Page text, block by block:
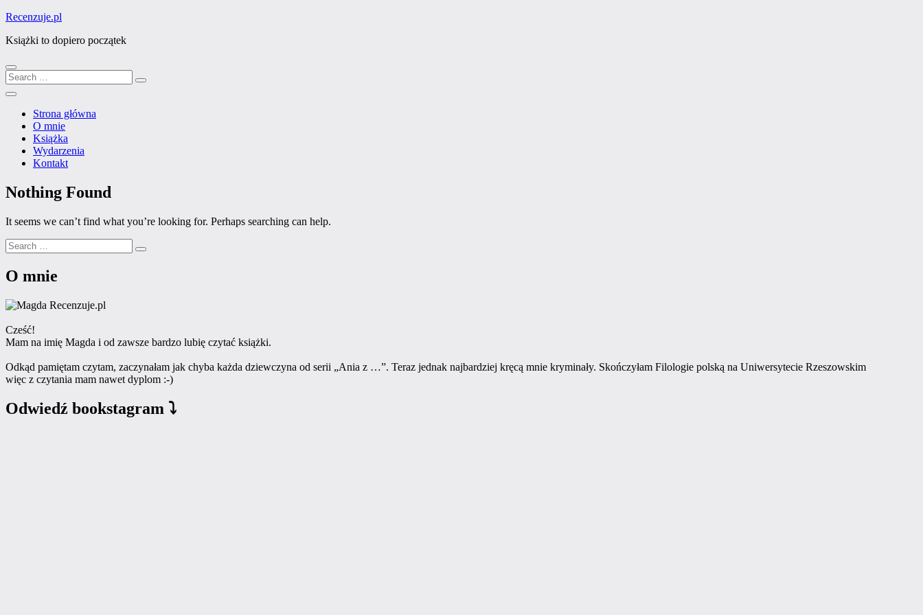
Skip
content
Recenzuje.pl
Książki to dopiero początek
Search
Search
for:
Close
Menu
Strona główna
O mnie
Książka
Wydarzenia
Kontakt
Nothing Found
It seems we can’t find what you’re looking for. Perhaps searching can help.
Search
for:
Search
O mnie
Cześć!
Mam na imię Magda i od zawsze bardzo lubię czytać książki.
Odkąd pamiętam czytam, zaczynałam jak chyba każda dziewczyna od serii „Ania z …”. Teraz jednak najbardziej kręcą mnie kryminały. Skończyłam Filologie polską na Uniwersytecie Rzeszowskim
więc z czytania mam nawet dyplom :-)
Odwiedź bookstagram ⤵